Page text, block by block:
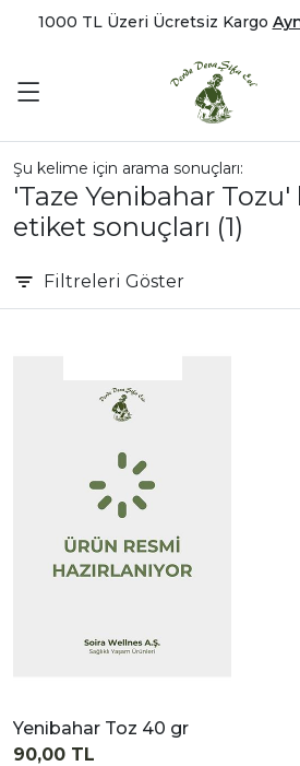
1000 TL Üzeri Ücretsiz Kargo
Şu kelime için arama sonuçları:
'Taze Yenibahar
etiket sonuçları (1)
Filtreleri Göster
Yenibahar Toz 40 gr
90,00 TL